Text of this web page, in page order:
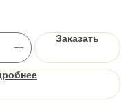
Заказать